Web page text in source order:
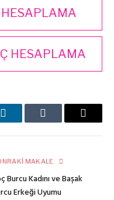
HESAPLAMA
HESAPLAMA
LinkedInTumblr
E-
MAKALE
Burcu Kadını ve Başak
Erkeği Uyumu